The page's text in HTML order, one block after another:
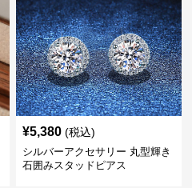
¥5,380 (税込)
シルバーアクセサリー 丸型輝き
石囲みスタッドピアス